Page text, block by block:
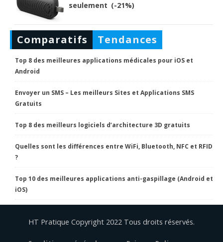
seulement (-21%)
Comparatifs Tendances
Top 8 des meilleures applications médicales pour iOS et
Android
Envoyer un SMS – Les meilleurs Sites et Applications SMS
Gratuits
Top 8 des meilleurs logiciels d’architecture 3D gratuits
Quelles sont les différences entre WiFi, Bluetooth, NFC et RFID
?
Top 10 des meilleures applications anti-gaspillage (Android et
iOS)
HT Pratique Copyright 2022 Tous droits réservés.